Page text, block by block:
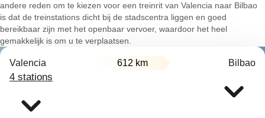
andere reden om te kiezen voor een treinrit van Valencia naar Bilbao
is dat de treinstations dicht bij de stadscentra liggen en goed
bereikbaar zijn met het openbaar vervoer, waardoor het heel
gemakkelijk is om u te verplaatsen.
Valencia 612 km Bilbao
4 stations